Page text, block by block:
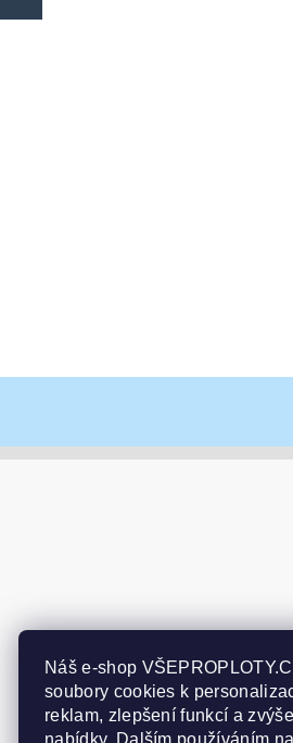
Náš e-shop
soubory cookies k
reklam, zlepšení funkcí a
nabídky. Dalším používáním